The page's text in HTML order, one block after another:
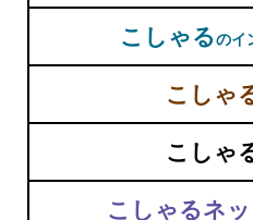
こしゃるのイ
こしゃ
こしゃ
こしゃるネ